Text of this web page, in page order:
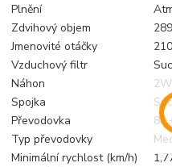
Plnění
Zdvihový objem
Jmenovité otáčky
Vzduchový filtr
Náhon
Spojka
Převodovka
8F
Typ převodovky
Minimální rychlost (km/h)